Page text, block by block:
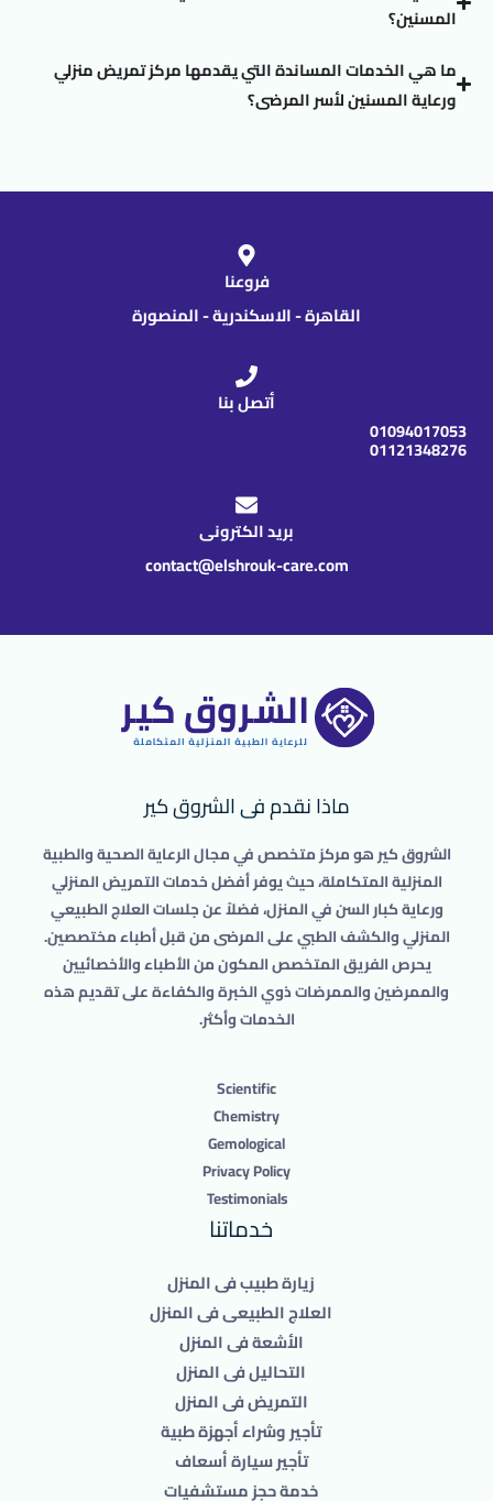
المسنين؟
ما هي الخدمات المساندة التي يقدمها مركز تمريض منزلي
ورعاية المسنين لأسر المرضى؟
فروعنا
القاهرة - الاسكندرية - المنصورة
أتصل بنا
01094017053
01121348276
بريد الكترونى
contact@elshrouk-care.com
ماذا نقدم فى الشروق كير
الشروق كير هو مركز متخصص في مجال الرعاية الصحية والطبية
المنزلية المتكاملة، حيث يوفر أفضل خدمات التمريض المنزلي
ورعاية كبار السن في المنزل، فضلاً عن جلسات العلاج الطبيعي
المنزلي والكشف الطبي على المرضى من قبل أطباء مختصصين.
يحرص الفريق المتخصص المكون من الأطباء والأخصائيين
والممرضين والممرضات ذوي الخبرة والكفاءة على تقديم هذه
الخدمات وأكثر.
Scientific
Chemistry
Gemological
Privacy Policy
Testimonials
خدماتنا
زيارة طبيب فى المنزل
العلاج الطبيعى فى المنزل
الأشعة فى المنزل
التحاليل فى المنزل
التمريض فى المنزل
تأجير وشراء أجهزة طبية
تأجير سيارة أسعاف
خدمة حجز مستشفيات